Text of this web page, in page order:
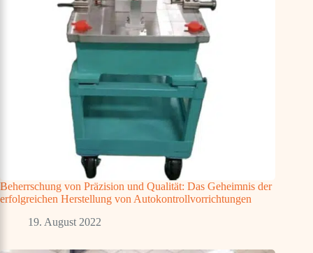
Beherrschung von Präzision und Qualität: Das Geheimnis der
erfolgreichen Herstellung von Autokontrollvorrichtungen
19. August 2022